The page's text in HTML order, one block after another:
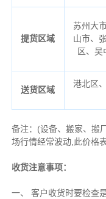
提货区域
苏州大
山市、
区、吴
送货区域
港北区
备注： (设备、搬家、搬
场行情经常波动,此价格
收货注意事项：
一、 客户收货时要检查